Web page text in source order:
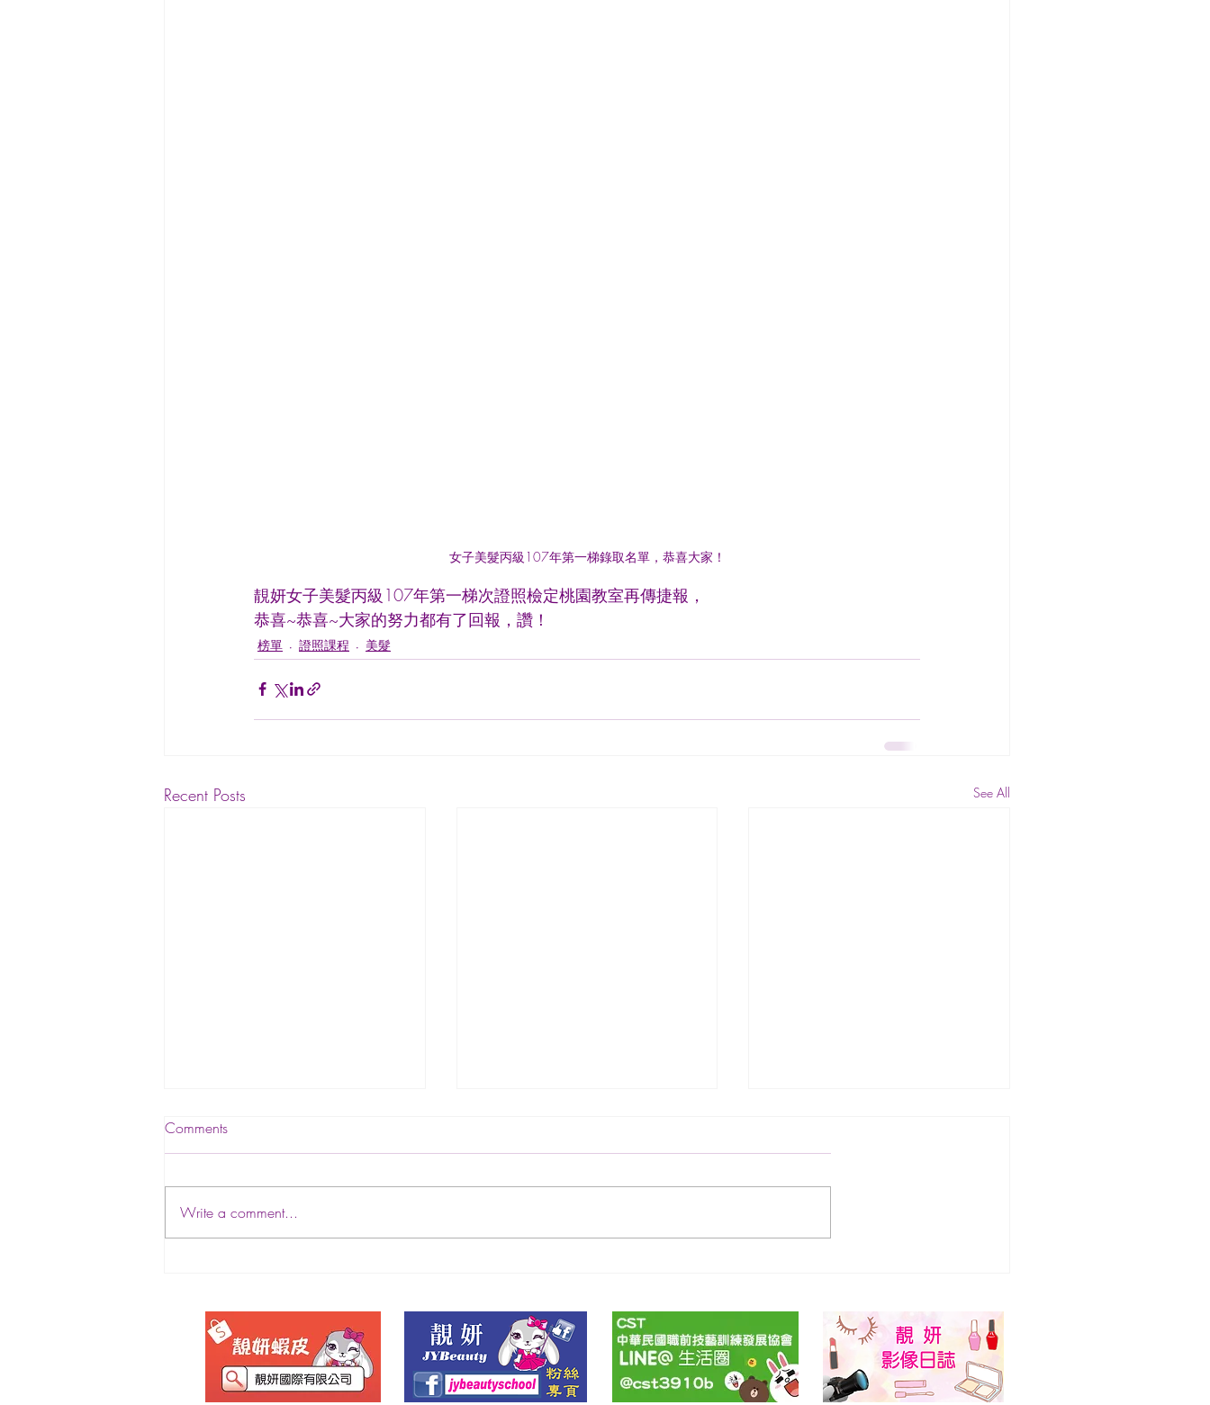
女子美髮丙級107年第一梯錄取名單，恭喜大家！
靚妍女子美髮丙級107年第一梯次證照檢定桃園教室再傳捷報，
恭喜~恭喜~大家的努力都有了回報，讚！
榜單 證照課程 美髮
Recent Posts See All
Comments
Write a comment...